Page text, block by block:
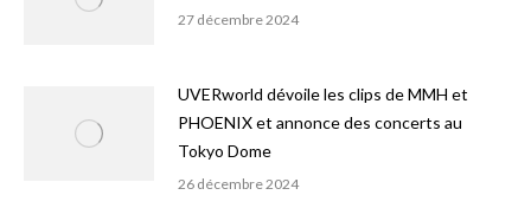
27 décembre 2024
UVERworld dévoile les clips de MMH et
PHOENIX et annonce des concerts au
Tokyo Dome
26 décembre 2024